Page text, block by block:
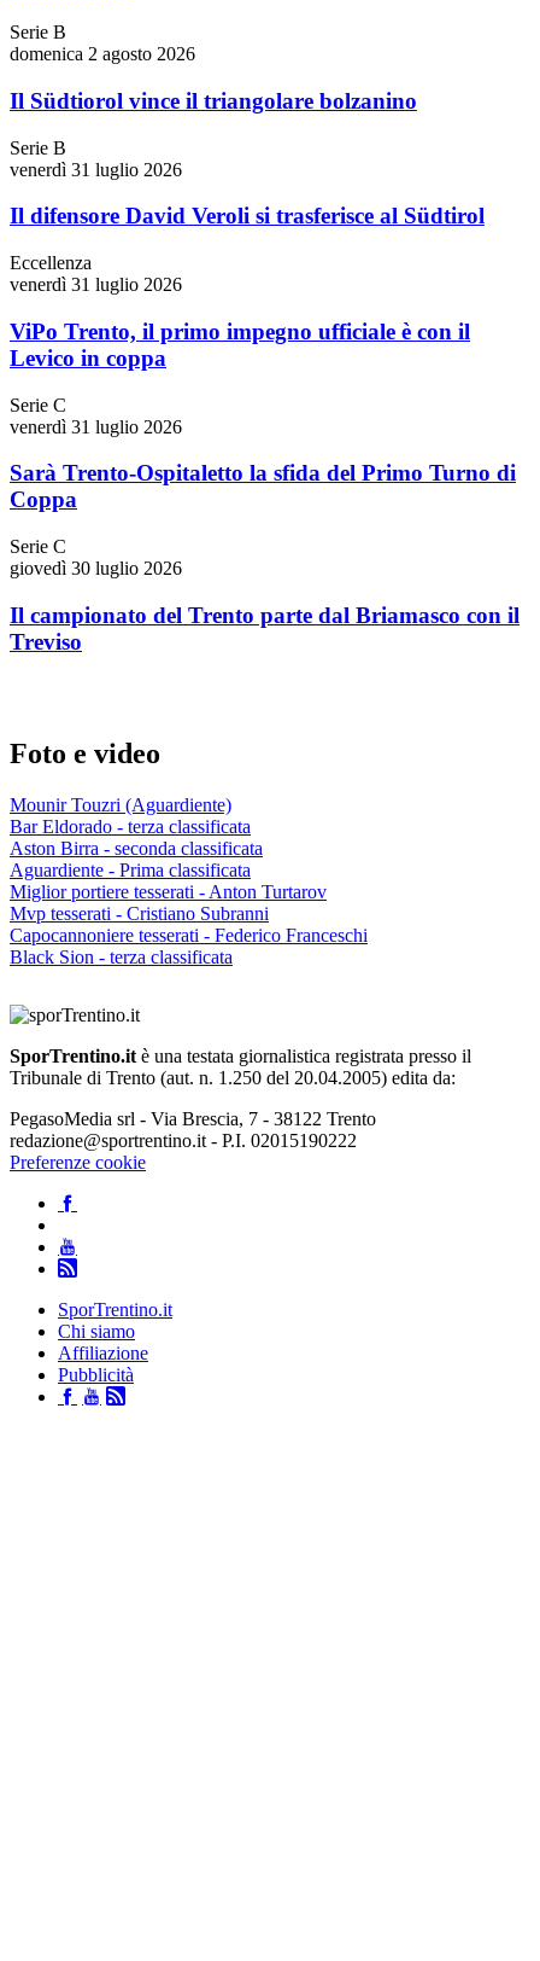
Serie B
domenica 2 agosto 2026
Il Südtiorol vince il triangolare bolzanino
Serie B
venerdì 31 luglio 2026
Il difensore David Veroli si trasferisce al Südtirol
Eccellenza
venerdì 31 luglio 2026
ViPo Trento, il primo impegno ufficiale è con il
Levico in coppa
Serie C
venerdì 31 luglio 2026
Sarà Trento-Ospitaletto la sfida del Primo Turno di
Coppa
Serie C
giovedì 30 luglio 2026
Il campionato del Trento parte dal Briamasco con il
Treviso
Foto e video
Mounir Touzri (Aguardiente)
Bar Eldorado - terza classificata
Aston Birra - seconda classificata
Aguardiente - Prima classificata
Miglior portiere tesserati - Anton Turtarov
Mvp tesserati - Cristiano Subranni
Capocannoniere tesserati - Federico Franceschi
Black Sion - terza classificata
SporTrentino.it è una testata giornalistica registrata presso il
Tribunale di Trento (aut. n. 1.250 del 20.04.2005) edita da:
PegasoMedia srl - Via Brescia, 7 - 38122 Trento
redazione@sportrentino.it - P.I. 02015190222
Preferenze cookie
SporTrentino.it
Chi siamo
Affiliazione
Pubblicità